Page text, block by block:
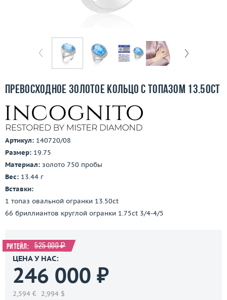
Бесплатная доставка
О компании
3D-тур по шоуруму
Превосходное золотое кольцо с топазом 13.50ct
Артикул: 140720/08
Размер: 19.75
Материал: золото 750 пробы
Вес: 13.44 г
Вставки:
1 топаз овальной огранки 13.50ct
66 бриллиантов круглой огранки 1.75ct 3/4-4/5
Ритейл: 525 000 ₽
ЦЕНА У НАС:
246 000 ₽
2,594 € 2,994 $